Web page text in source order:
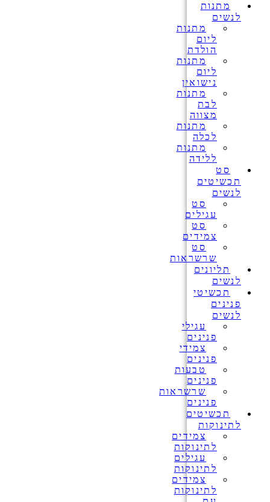
מתנות
לנשים
מתנות
ליום
הולדת
מתנות
ליום
נישואין
מתנות
לבת
מצווה
מתנות
לכלה
מתנות
ללידה
סט
תכשיטים
לנשים
סט
עגילים
סט
צמידים
סט
שרשראות
תליונים
לנשים
תכשיטי
פנינים
לנשים
עגילי
פנינים
צמידי
פנינים
טבעות
פנינים
שרשראות
פנינים
תכשיטים
לתינוקות
צמידים
לתינוקות
עגילים
לתינוקות
צמידים
לתינוקות